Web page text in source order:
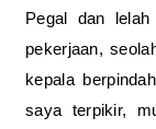
Pegal dan
pekerjaan,
kepala
saya terpikir,